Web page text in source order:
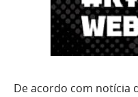
De acordo com notícia